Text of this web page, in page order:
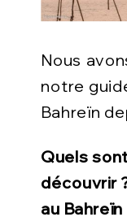
Nous
notre
Bahreïn
Quels
découvrir
au